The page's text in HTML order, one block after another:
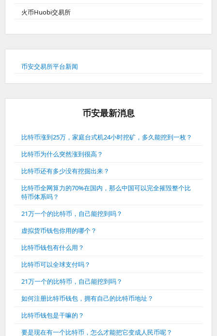
火币Huobi交易所
币安交易所平台新闻
币安最新消息
比特币涨到25万，家庭台式机24小时挖矿，多久能挖到一枚？
比特币为什么突然涨到很高？
比特币还有多少没有挖掘出来？
比特币全网算力的70%在国内，那么中国可以完全摧毁整个比
特币体系吗？
21万一个的比特币，自己能挖到吗？
虚拟货币钱包你用的哪个？
比特币钱包有什么用？
比特币可以全球支付吗？
21万一个的比特币，自己能挖到吗？
如何注册比特币钱包，拥有自己的比特币地址？
比特币钱包是干嘛的？
要是现在有一个比特币，怎么才能把它变成人民币呢？